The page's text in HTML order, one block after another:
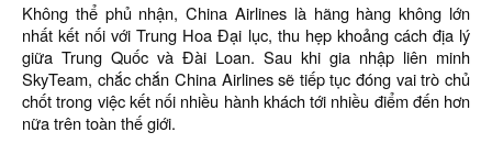
Không thể phủ nhận, China Airlines là hãng hàng không lớn
nhất kết nối với Trung Hoa Đại lục, thu hẹp khoảng cách địa lý
giữa Trung Quốc và Đài Loan. Sau khi gia nhập liên minh
SkyTeam, chắc chắn China Airlines sẽ tiếp tục đóng vai trò chủ
chốt trong việc kết nối nhiều hành khách tới nhiều điểm đến hơn
nữa trên toàn thế giới.